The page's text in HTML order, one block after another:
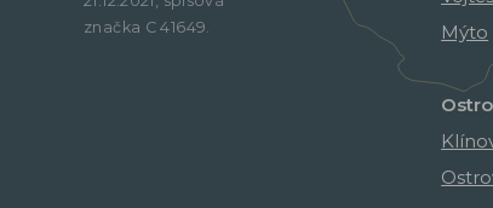
značka C 41649.
Mýto